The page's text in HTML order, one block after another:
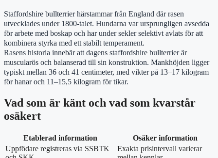
Staffordshire bullterrier härstammar från England där rasen
utvecklades under 1800-talet. Hundarna var ursprungligen avsedda
för arbete med boskap och har under sekler selektivt avlats för att
kombinera styrka med ett stabilt temperament.
Rasens historia innebär att dagens staffordshire bullterrier är
muscularös och balanserad till sin konstruktion. Mankhöjden ligger
typiskt mellan 36 och 41 centimeter, med vikter på 13–17 kilogram
för hanar och 11–15,5 kilogram för tikar.
Vad som är känt och vad som kvarstår
osäkert
Etablerad information
Osäker information
Uppfödare registreras via SSBTK
Exakta prisintervall varierar